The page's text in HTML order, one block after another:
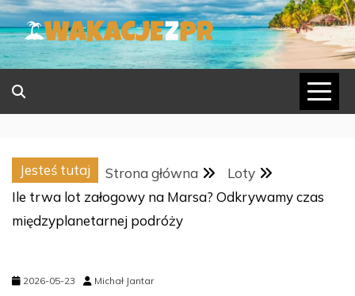
Skip
to
content
Jesteś tutaj Strona główna
Loty
Ile trwa lot załogowy na Marsa? Odkrywamy czas
międzyplanetarnej podróży
2026-05-23 Michał Jantar